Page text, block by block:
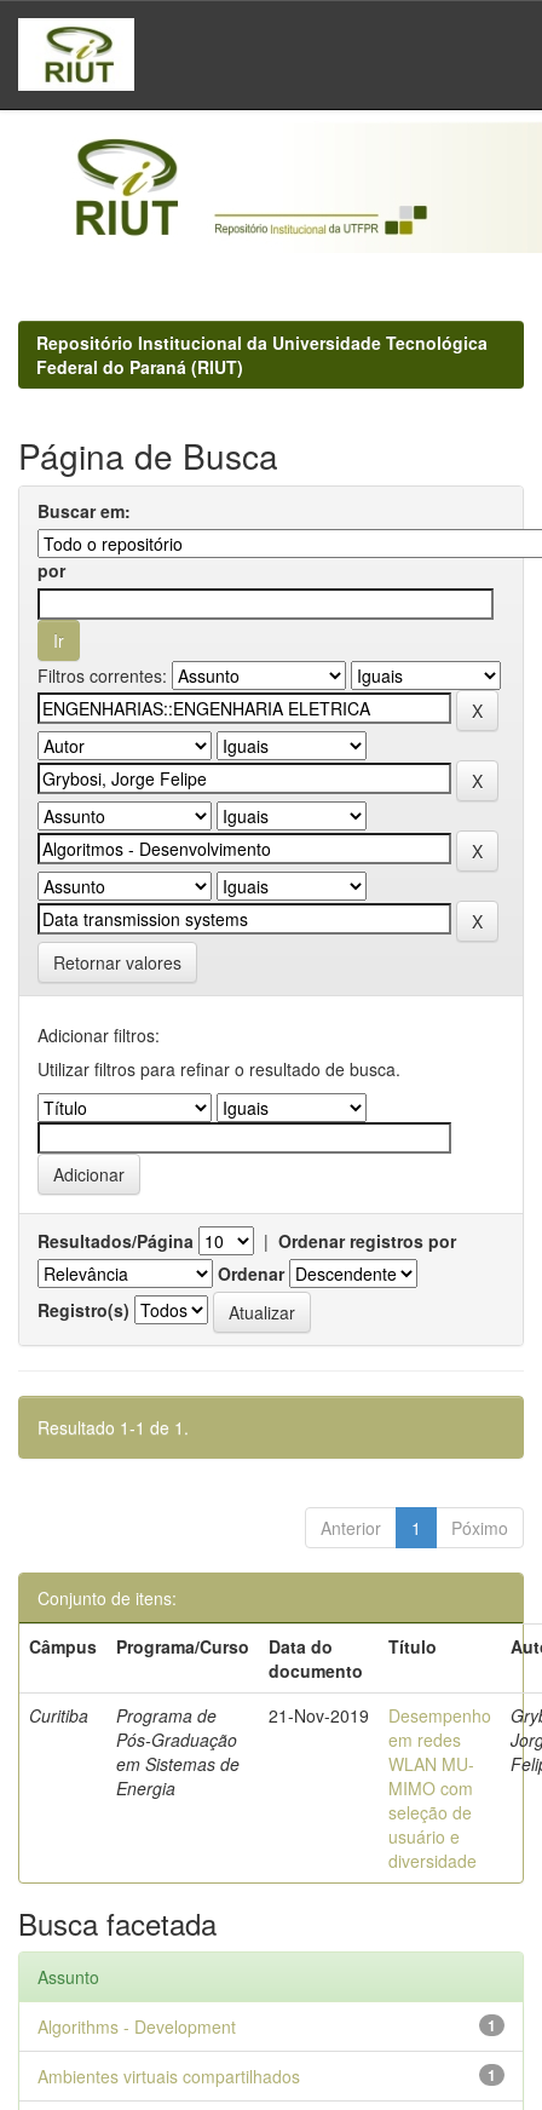
Skip
navigation
Repositório Institucional da Universidade Tecnológica
Federal do Paraná (RIUT)
Página de Busca
Buscar em:
por
Filtros correntes:
Retornar valores
Adicionar filtros:
Utilizar filtros para refinar o resultado de busca.
Resultados/Página | Ordenar registros por
Ordenar
Registro(s)
Resultado 1-1 de 1.
Anterior 1 Póximo
Conjunto de itens:
Câmpus
Programa/Curso
Data do
documento
Título
Curitiba
Programa de
Pós-Graduação
em Sistemas de
Energia
21-Nov-2019
Desempenho
em redes
WLAN MU-
MIMO com
seleção de
usuário e
diversidade
Busca facetada
Assunto
1
Algorithms - Development
1
Ambientes virtuais compartilhados